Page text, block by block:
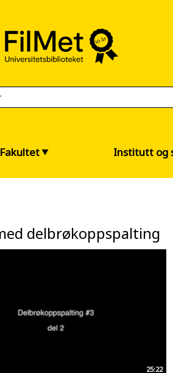
Fakultet Institutt og
delbrøkoppspalting
25:22